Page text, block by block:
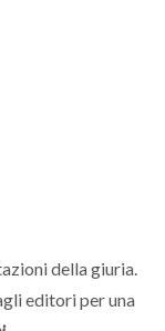
della giuria.
editori per una